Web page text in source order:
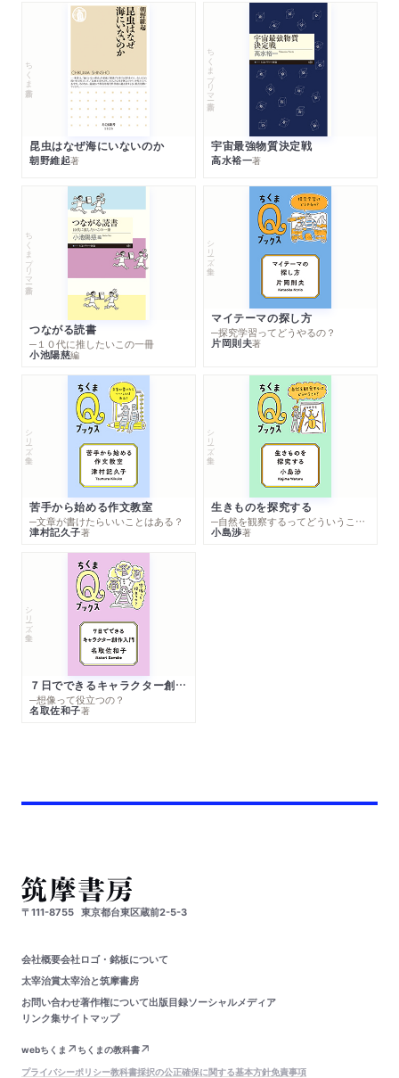
ちくま新書
昆虫はなぜ海にいないのか
朝野維起著
ちくまプリマー新書
宇宙最強物質決定戦
高水裕一著
ちくまプリマー新書
つながる読書
─１０代に推したいこの一冊
小池陽慈編
シリーズ・全集
マイテーマの探し方
─探究学習ってどうやるの？
片岡則夫著
シリーズ・全集
苦手から始める作文教室
─文章が書けたらいいことはある？
津村記久子著
シリーズ・全集
生きものを探究する
─自然を観察するってどういうこと？
小島渉著
シリーズ・全集
７日でできるキャラクター創作入門
─想像って役立つの？
名取佐和子著
〒111-8755 東京都台東区蔵前2-5-3
会社概要会社ロゴ・銘板について
太宰治賞太宰治と筑摩書房
お問い合わせ著作権について出版目録ソーシャルメディア
リンク集サイトマップ
webちくま
ちくまの教科書
プライバシーポリシー教科書採択の公正確保に関する基本方針免責事項